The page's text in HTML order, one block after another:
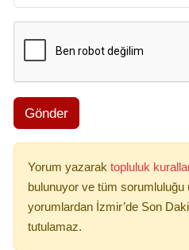
Gönder
Yorum yazarak topluluk
bulunuyor ve tüm sorumluluğu
yorumlardan İzmir’de Son
tutulamaz.